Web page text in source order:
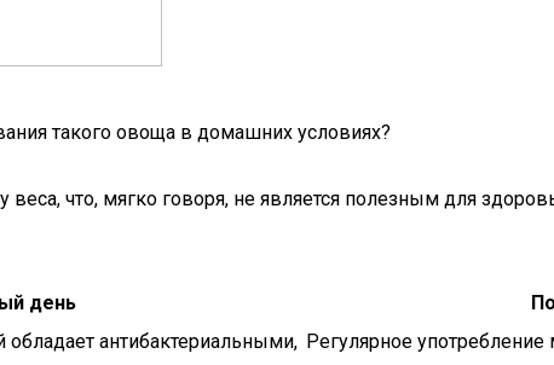
такого овоща в домашних условиях?
что, мягко говоря, не является полезным для
день
антибактериальными, Регулярное